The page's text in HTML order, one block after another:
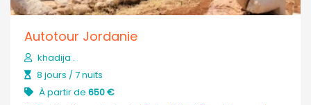
Autotour Jordanie
khadija .
8 jours / 7 nuits
À partir de 650 €